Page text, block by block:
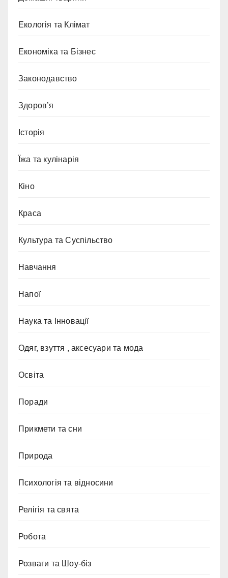
Екологія та Клімат
Економіка та Бізнес
Законодавство
Здоров’я
Історія
Їжа та кулінарія
Кіно
Краса
Культура та Суспільство
Навчання
Напої
Наука та Інновації
Одяг, взуття , аксесуари та мода
Освіта
Поради
Прикмети та сни
Природа
Психологія та відносини
Релігія та свята
Робота
Розваги та Шоу-біз